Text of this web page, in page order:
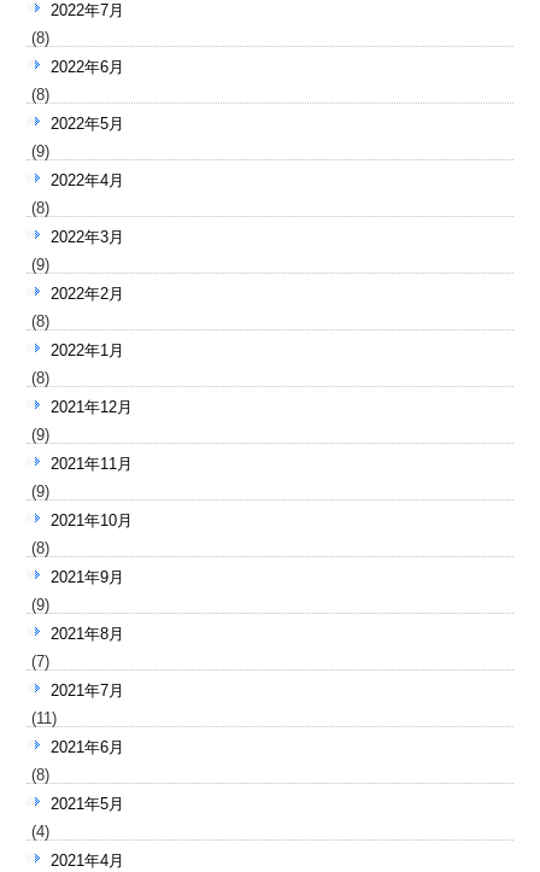
2022年7月
(8)
2022年6月
(8)
2022年5月
(9)
2022年4月
(8)
2022年3月
(9)
2022年2月
(8)
2022年1月
(8)
2021年12月
(9)
2021年11月
(9)
2021年10月
(8)
2021年9月
(9)
2021年8月
(7)
2021年7月
(11)
2021年6月
(8)
2021年5月
(4)
2021年4月